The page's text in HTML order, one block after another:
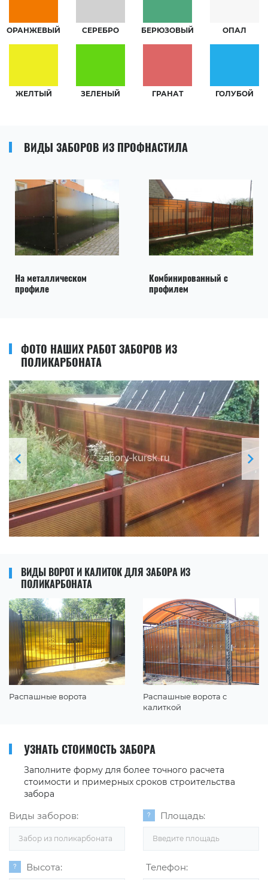
ОРАНЖЕВЫЙ СЕРЕБРО БЕРЮЗОВЫЙ ОПАЛ
ЖЕЛТЫЙ ЗЕЛЕНЫЙ ГРАНАТ ГОЛУБОЙ
ВИДЫ ЗАБОРОВ ИЗ ПРОФНАСТИЛА
На металлическом
профиле
Комбинированный с
профилем
ФОТО НАШИХ РАБОТ ЗАБОРОВ ИЗ
ПОЛИКАРБОНАТА
ВИДЫ ВОРОТ И КАЛИТОК ДЛЯ ЗАБОРА ИЗ
ПОЛИКАРБОНАТА
Распашные ворота
Распашные ворота с
калиткой
УЗНАТЬ СТОИМОСТЬ ЗАБОРА
Заполните форму для более точного расчета
стоимости и примерных сроков строительства
забора
Виды заборов:
Забор из поликарбоната
Площадь:
Высота: Телефон: